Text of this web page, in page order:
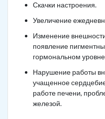
Скачки настроения.
Увеличение
Изменение
появление
гормональном
Нарушение работы
учащенное
работе печени,
железой.